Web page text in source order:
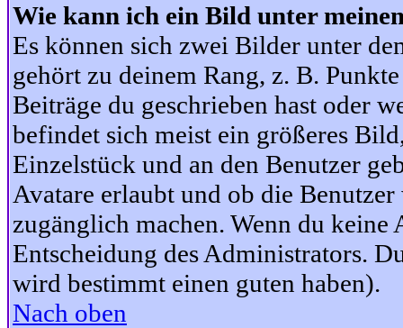
Wie kann ich ein Bild unter
Es können sich zwei Bilder unter
gehört zu deinem Rang, z. B.
Beiträge du geschrieben hast oder
befindet sich meist ein größeres
Einzelstück und an den Benutzer
Avatare erlaubt und ob die
zugänglich machen. Wenn du keine
Entscheidung des Administrators.
wird bestimmt einen guten haben).
Nach oben